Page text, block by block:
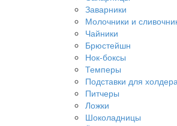
Заварники
Молочники и
Чайники
Брюстейшн
Нок-боксы
Темперы
Подставки для
Питчеры
Ложки
Шоколадницы